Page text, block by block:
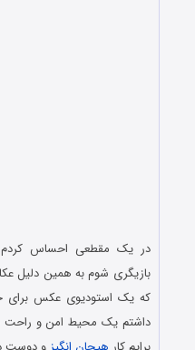
در یک مقطعی احساس کردم
بازیگری شوم به همین دلیل
که یک استودیوی عکس برای
داشتم یک محیط امن و راحت